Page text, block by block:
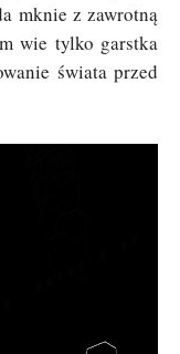
mknie z zawrotną
wie tylko garstka
świata przed